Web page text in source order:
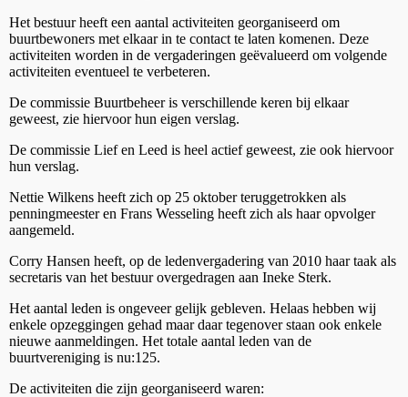
Het bestuur heeft een aantal activiteiten georganiseerd om
buurtbewoners met elkaar in te contact te laten komenen. Deze
activiteiten worden in de vergaderingen geëvalueerd om volgende
activiteiten eventueel te verbeteren.
De commissie Buurtbeheer is verschillende keren bij elkaar
geweest, zie hiervoor hun eigen verslag.
De commissie Lief en Leed is heel actief geweest, zie ook hiervoor
hun verslag.
Nettie Wilkens heeft zich op 25 oktober teruggetrokken als
penningmeester en Frans Wesseling heeft zich als haar opvolger
aangemeld.
Corry Hansen heeft, op de ledenvergadering van 2010 haar taak als
secretaris van het bestuur overgedragen aan Ineke Sterk.
Het aantal leden is ongeveer gelijk gebleven. Helaas hebben wij
enkele opzeggingen gehad maar daar tegenover staan ook enkele
nieuwe aanmeldingen. Het totale aantal leden van de
buurtvereniging is nu:125.
De activiteiten die zijn georganiseerd waren: